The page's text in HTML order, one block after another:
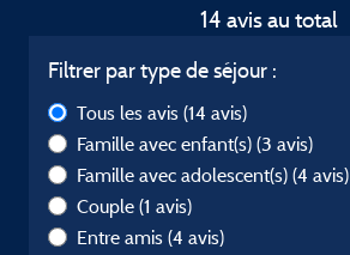
14 avis au total
Filtrer par type de séjour :
Tous les avis (14 avis)
Famille avec enfant(s) (3 avis)
Famille avec adolescent(s) (4 avis)
Couple (1 avis)
Entre amis (4 avis)